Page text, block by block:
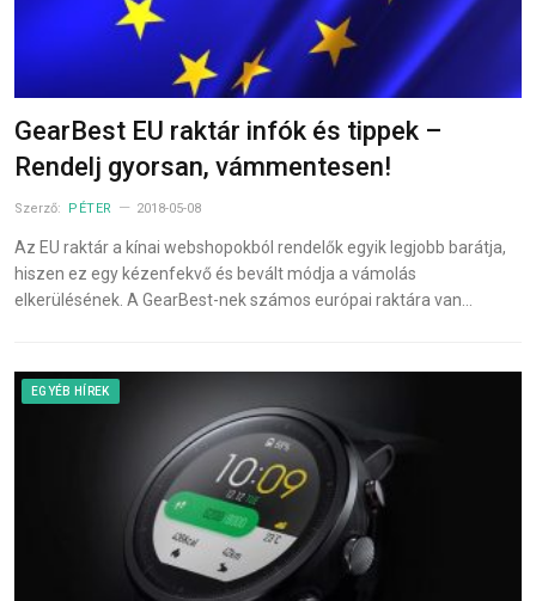
GearBest EU raktár infók és tippek –
Rendelj gyorsan, vámmentesen!
Szerző: PÉTER 2018-05-08
Az EU raktár a kínai webshopokból rendelők egyik legjobb barátja,
hiszen ez egy kézenfekvő és bevált módja a vámolás
elkerülésének. A GearBest-nek számos európai raktára van…
EGYÉB HÍREK